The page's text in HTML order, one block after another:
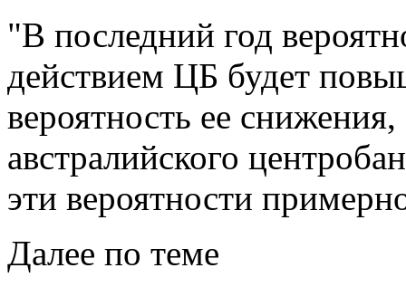
"В последний год
действием ЦБ будет
вероятность ее снижения,
австралийского
эти вероятности
Далее по теме